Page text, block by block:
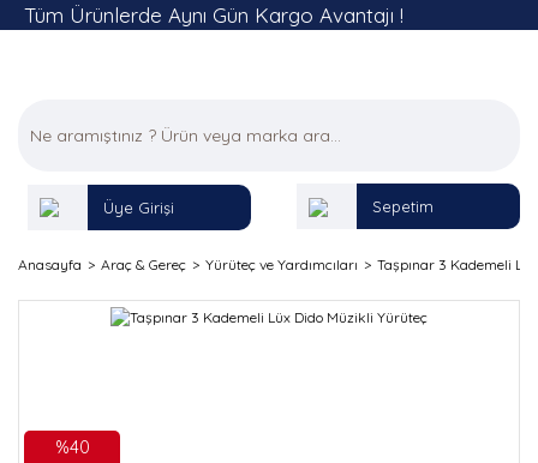
Tüm Ürünlerde Aynı Gün Kargo Avantajı !
Üye Girişi Sepetim
Anasayfa Araç & Gereç Yürüteç ve Yardımcıları Taşpınar 3 Kademeli
%40